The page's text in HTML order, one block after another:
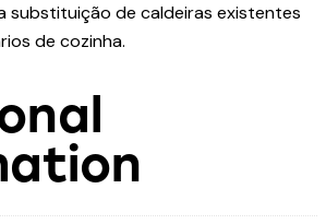
substituição de caldeiras existentes
de cozinha.